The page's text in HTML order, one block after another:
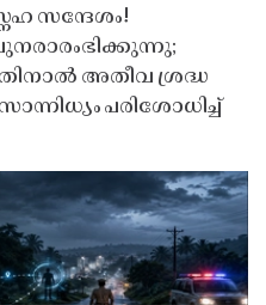
സന്ദേശം!
അതീവ ശ്രദ്ധ
പരിശോധിച്ച്